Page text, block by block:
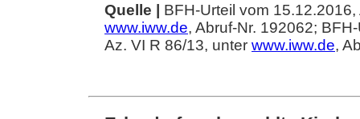
Quelle | BFH-Urteil vom
www.iww.de, Abruf-Nr. 192062;
Az. VI R 86/13, unter www.iww.de,